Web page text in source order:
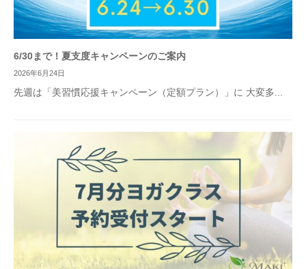
6/30まで！夏支度キャンペーンのご案内
2026年6月24日
先週は「美習慣応援キャンペーン（定額プラン）」に 大変多...